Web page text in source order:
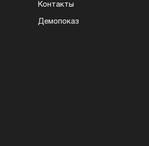
Контакты
Демопоказ